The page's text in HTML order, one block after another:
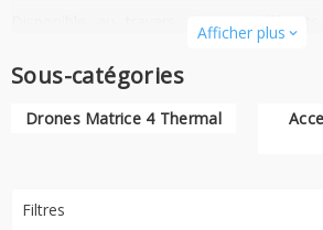
Disponible au travers de ses
est un allié de taille pour les
ou encore de la sécurité. Les
offrir une panoplie complète
professionnelles.
Afficher plus expand_more
Sous-catégories
Drones Matrice 4 Thermal
Filtres